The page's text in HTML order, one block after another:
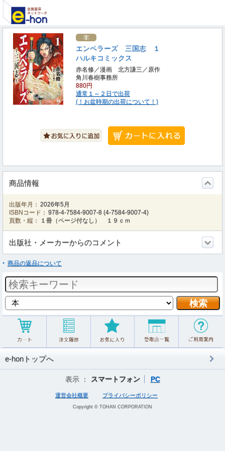
エンペラーズ 三国志 １
ハルキコミックス
赤名修／漫画 北方謙三／原作
角川春樹事務所
880円
通常１～２日で出荷
(！お盆時期の出荷について！)
商品情報
出版年月： 2026年5月
ISBNコード： 978-4-7584-9007-8 (4-7584-9007-4)
頁数・縦：
１冊（ページ付なし） １９ｃｍ
出版社・メーカーからのコメント
商品の返品について
e-honトップへ
表示 ： スマートフォン PC
運営会社概要 プライバシーポリシー
Copyright © TOHAN CORPORATION